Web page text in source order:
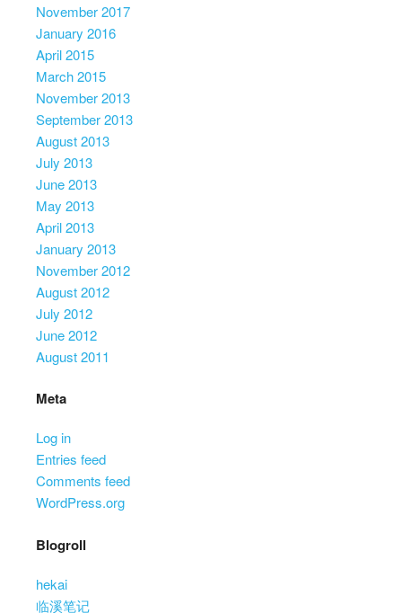
November 2017
January 2016
April 2015
March 2015
November 2013
September 2013
August 2013
July 2013
June 2013
May 2013
April 2013
January 2013
November 2012
August 2012
July 2012
June 2012
August 2011
Meta
Log in
Entries feed
Comments feed
WordPress.org
Blogroll
hekai
临溪笔记